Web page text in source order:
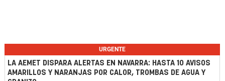
URGENTE
LA AEMET DISPARA ALERTAS EN NAVARRA: HASTA 10 AVISOS
AMARILLOS Y NARANJAS POR CALOR, TROMBAS DE AGUA Y